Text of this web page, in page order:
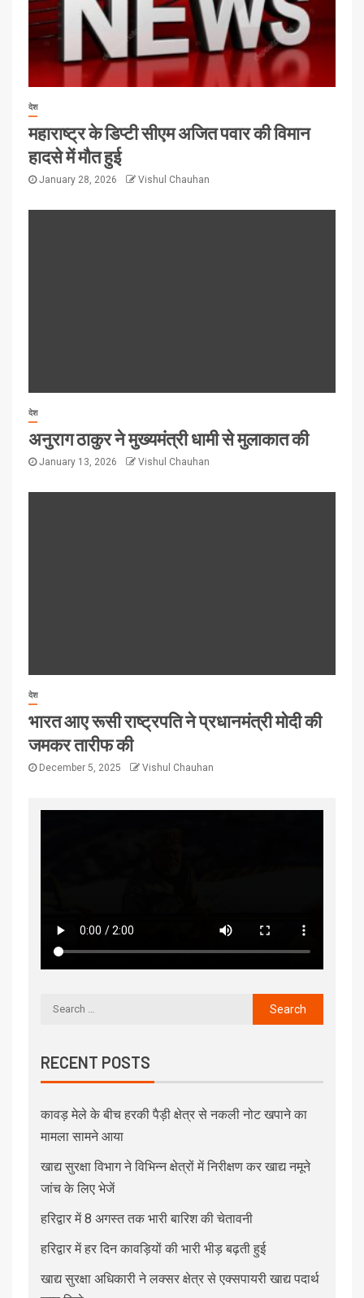
देश
महाराष्ट्र के डिप्टी सीएम अजित पवार की विमान
हादसे में मौत हुई
January 28, 2026 Vishul Chauhan
देश
अनुराग ठाकुर ने मुख्यमंत्री धामी से मुलाकात की
January 13, 2026 Vishul Chauhan
देश
भारत आए रूसी राष्ट्रपति ने प्रधानमंत्री मोदी की
जमकर तारीफ की
December 5, 2025 Vishul Chauhan
RECENT POSTS
कावड़ मेले के बीच हरकी पैड़ी क्षेत्र से नकली नोट खपाने का
मामला सामने आया
खाद्य सुरक्षा विभाग ने विभिन्न क्षेत्रों में निरीक्षण कर खाद्य नमूने
जांच के लिए भेजें
हरिद्वार में 8 अगस्त तक भारी बारिश की चेतावनी
हरिद्वार में हर दिन कावड़ियों की भारी भीड़ बढ़ती हुई
खाद्य सुरक्षा अधिकारी ने लक्सर क्षेत्र से एक्सपायरी खाद्य पदार्थ